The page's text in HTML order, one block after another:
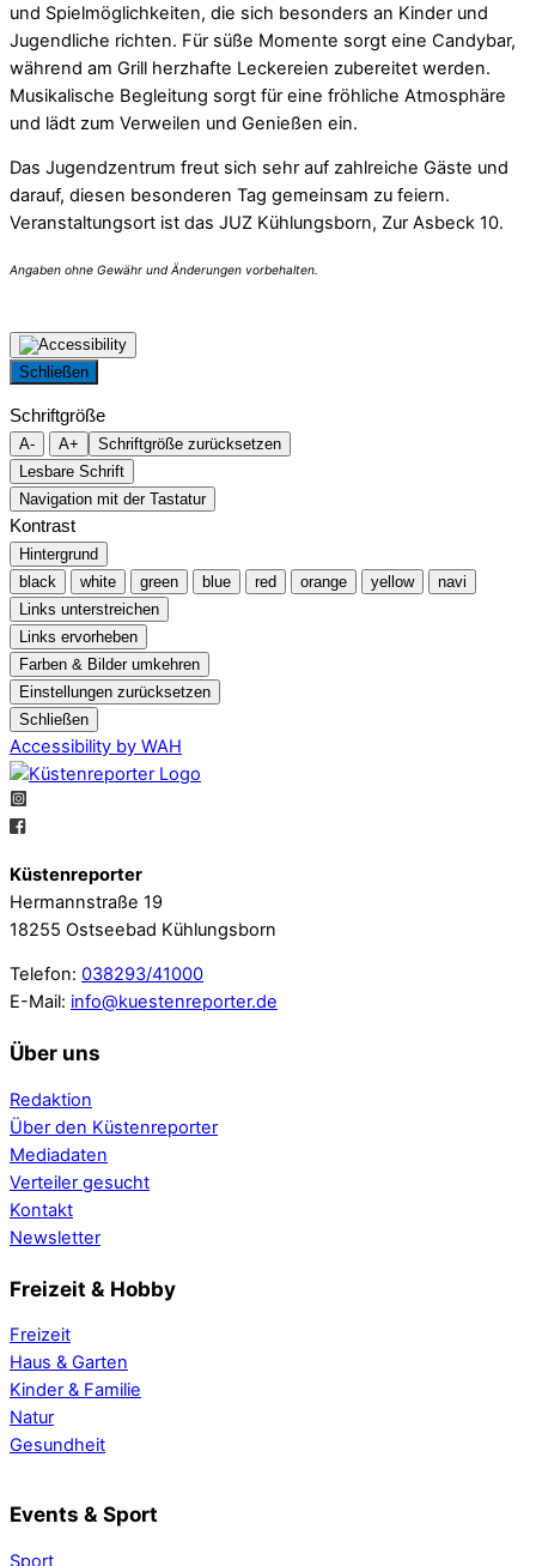
und Spielmöglichkeiten, die sich besonders an Kinder und
Jugendliche richten. Für süße Momente sorgt eine Candybar,
während am Grill herzhafte Leckereien zubereitet werden.
Musikalische Begleitung sorgt für eine fröhliche Atmosphäre
und lädt zum Verweilen und Genießen ein.
Das Jugendzentrum freut sich sehr auf zahlreiche Gäste und
darauf, diesen besonderen Tag gemeinsam zu feiern.
Veranstaltungsort ist das JUZ Kühlungsborn, Zur Asbeck 10.
Schließen
Schriftgröße
A- A+
Schriftgröße zurücksetzen
Lesbare Schrift
Navigation mit der Tastatur
Kontrast
Hintergrund
black
white green blue red orange yellow
navi
Links unterstreichen
Links ervorheben
Farben & Bilder umkehren
Einstellungen zurücksetzen
Schließen
Accessibility by WAH
Küstenreporter
Hermannstraße 19
18255 Ostseebad Kühlungsborn
Telefon: 038293/41000
E-Mail: info@kuestenreporter.de
Über uns
Redaktion
Über den Küstenreporter
Mediadaten
Verteiler gesucht
Kontakt
Newsletter
Freizeit & Hobby
Freizeit
Haus & Garten
Kinder & Familie
Natur
Gesundheit
Events & Sport
Sport